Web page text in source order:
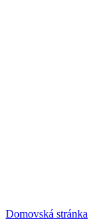
Domovská stránka